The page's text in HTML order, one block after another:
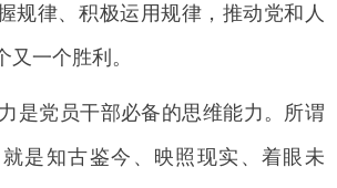
规律、积极运用规律，推动党和人
又一个胜利。
是党员干部必备的思维能力。所谓
是知古鉴今、映照现实、着眼未